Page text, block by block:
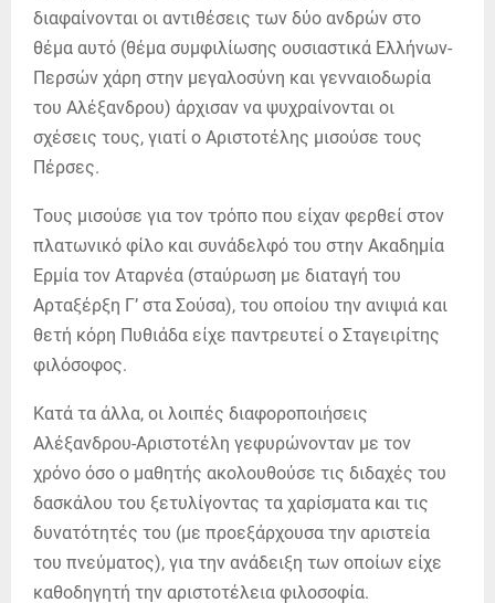
διαφαίνονται οι αντιθέσεις των δύο ανδρών στο
θέμα αυτό (θέμα συμφιλίωσης ουσιαστικά Ελλήνων-
Περσών χάρη στην μεγαλοσύνη και γενναιοδωρία
του Αλέξανδρου) άρχισαν να ψυχραίνονται οι
σχέσεις τους, γιατί ο Αριστοτέλης μισούσε τους
Πέρσες.
Τους μισούσε για τον τρόπο που είχαν φερθεί στον
πλατωνικό φίλο και συνάδελφό του στην Ακαδημία
Ερμία τον Αταρνέα (σταύρωση με διαταγή του
Αρταξέρξη Γ’ στα Σούσα), του οποίου την ανιψιά και
θετή κόρη Πυθιάδα είχε παντρευτεί ο Σταγειρίτης
φιλόσοφος.
Κατά τα άλλα, οι λοιπές διαφοροποιήσεις
Αλέξανδρου-Αριστοτέλη γεφυρώνονταν με τον
χρόνο όσο ο μαθητής ακολουθούσε τις διδαχές του
δασκάλου του ξετυλίγοντας τα χαρίσματα και τις
δυνατότητές του (με προεξάρχουσα την αριστεία
του πνεύματος), για την ανάδειξη των οποίων είχε
καθοδηγητή την αριστοτέλεια φιλοσοφία.